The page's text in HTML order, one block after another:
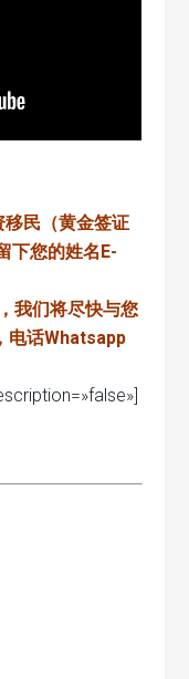
民（黄金签证
下您的姓名E-
我们将尽快与您
电话Whatsapp